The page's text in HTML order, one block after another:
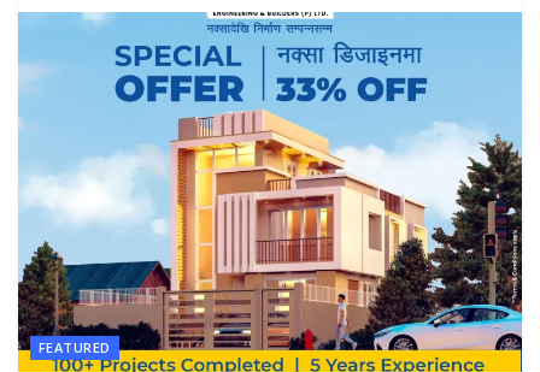
FEATURED